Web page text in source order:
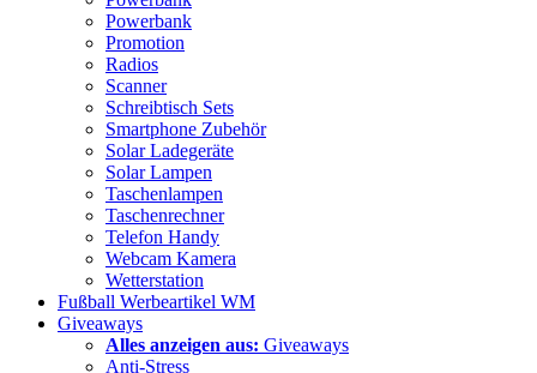
Powerbank
Promotion
Radios
Scanner
Schreibtisch Sets
Smartphone Zubehör
Solar Ladegeräte
Solar Lampen
Taschenlampen
Taschenrechner
Telefon Handy
Webcam Kamera
Wetterstation
Fußball Werbeartikel WM
Giveaways
Alles anzeigen aus: Giveaways
Anti-Stress